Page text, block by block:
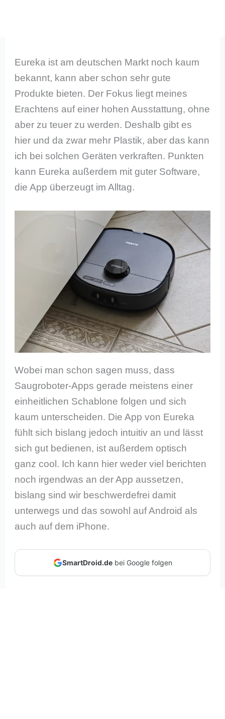
Eureka ist am deutschen Markt noch kaum
bekannt, kann aber schon sehr gute
Produkte bieten. Der Fokus liegt meines
Erachtens auf einer hohen Ausstattung, ohne
aber zu teuer zu werden. Deshalb gibt es
hier und da zwar mehr Plastik, aber das kann
ich bei solchen Geräten verkraften. Punkten
kann Eureka außerdem mit guter Software,
die App überzeugt im Alltag.
Wobei man schon sagen muss, dass
Saugroboter-Apps gerade meistens einer
einheitlichen Schablone folgen und sich
kaum unterscheiden. Die App von Eureka
fühlt sich bislang jedoch intuitiv an und lässt
sich gut bedienen, ist außerdem optisch
ganz cool. Ich kann hier weder viel berichten
noch irgendwas an der App aussetzen,
bislang sind wir beschwerdefrei damit
unterwegs und das sowohl auf Android als
auch auf dem iPhone.
SmartDroid.debei Google folgen